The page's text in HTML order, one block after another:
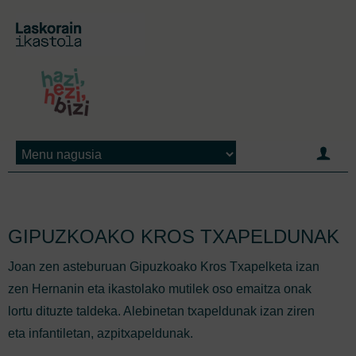
GIPUZKOAKO KROS TXAPELDUNAK
Joan zen asteburuan Gipuzkoako Kros Txapelketa izan
zen Hernanin eta ikastolako mutilek oso emaitza onak
lortu dituzte taldeka. Alebinetan txapeldunak izan ziren
eta infantiletan, azpitxapeldunak.